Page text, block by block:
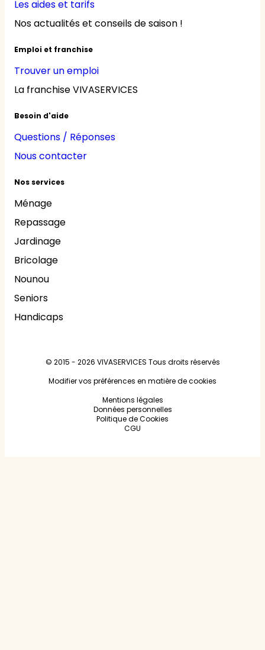
Les aides et tarifs
Nos actualités et conseils de saison !
Emploi et franchise
Trouver un emploi
La franchise VIVASERVICES
Besoin d'aide
Questions / Réponses
Nous contacter
Nos services
Ménage
Repassage
Jardinage
Bricolage
Nounou
Seniors
Handicaps
© 2015 - 2026 VIVASERVICES Tous droits réservés
Modifier vos préférences en matière de cookies
Mentions légales
Données personnelles
Politique de Cookies
CGU